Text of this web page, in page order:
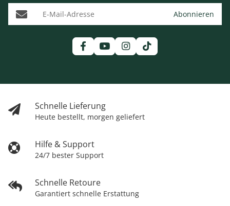
Schnelle Lieferung
Heute bestellt, morgen geliefert
Hilfe & Support
24/7 bester Support
Schnelle Retoure
Garantiert schnelle Erstattung
E-Mail-Adresse Abonnieren